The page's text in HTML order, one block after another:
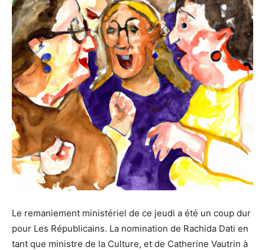
Le remaniement ministériel de ce jeudi a été un coup dur
pour Les Républicains. La nomination de Rachida Dati en
tant que ministre de la Culture, et de Catherine Vautrin à